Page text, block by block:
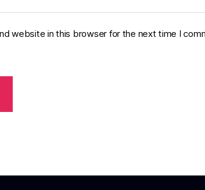
website in this browser for the next time I